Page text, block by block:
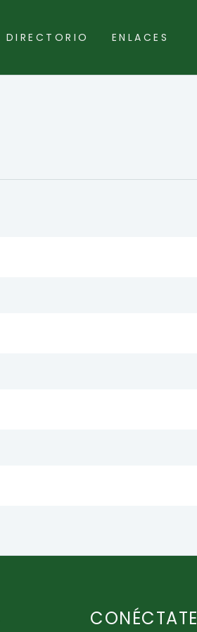
DIRECTORIO ENLACES
CONÉCTATE